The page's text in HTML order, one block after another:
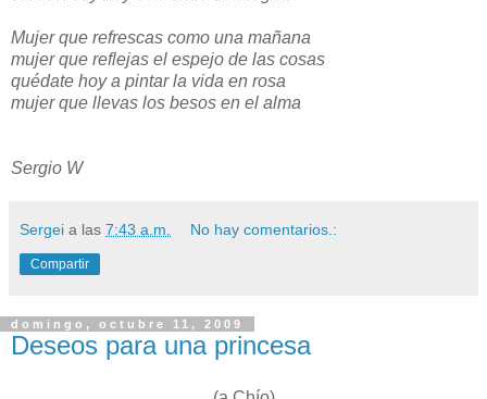
Mujer que refrescas como una mañana
mujer que reflejas el espejo de las cosas
quédate hoy a pintar la vida en rosa
mujer que llevas los besos en el alma
Sergio W
Sergei a las 7:43 a.m. No hay comentarios.:
Compartir
domingo, octubre 11, 2009
Deseos para una princesa